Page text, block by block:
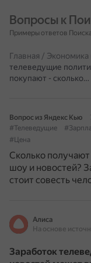
Вопросы к
Примеры ответов
Главная / Экономика
телеведущие
покупают - сколько…
Вопрос из Яндекс Кью
#Телеведущие
#Цена
Сколько
шоу и новостей?
стоит совесть
Алиса
Заработок